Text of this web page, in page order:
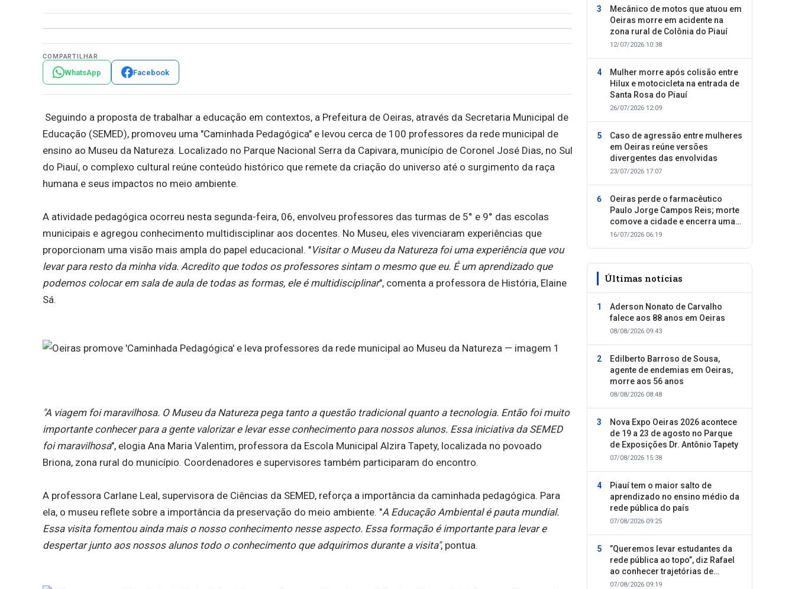
COMPARTILHAR
WhatsApp Facebook
Seguindo a proposta de trabalhar a educação em contextos, a Prefeitura de Oeiras, através da Secretaria Municipal de
Educação (SEMED), promoveu uma "Caminhada Pedagógica" e levou cerca de 100 professores da rede municipal de
ensino ao Museu da Natureza. Localizado no Parque Nacional Serra da Capivara, município de Coronel José Dias, no Sul
do Piauí, o complexo cultural reúne conteúdo histórico que remete da criação do universo até o surgimento da raça
humana e seus impactos no meio ambiente.
A atividade pedagógica ocorreu nesta segunda-feira, 06, envolveu professores das turmas de 5° e 9° das escolas
municipais e agregou conhecimento multidisciplinar aos docentes. No Museu, eles vivenciaram experiências que
proporcionam uma visão mais ampla do papel educacional. "Visitar o Museu da Natureza foi uma experiência que vou
levar para resto da minha vida. Acredito que todos os professores sintam o mesmo que eu. É um aprendizado que
podemos colocar em sala de aula de todas as formas, ele é multidisciplinar", comenta a professora de História, Elaine
Sá.
"A viagem foi maravilhosa. O Museu da Natureza pega tanto a questão tradicional quanto a tecnologia. Então foi muito
importante conhecer para a gente valorizar e levar esse conhecimento para nossos alunos. Essa iniciativa da SEMED
foi maravilhosa", elogia Ana Maria Valentim, professora da Escola Municipal Alzira Tapety, localizada no povoado
Briona, zona rural do município. Coordenadores e supervisores também participaram do encontro.
A professora Carlane Leal, supervisora de Ciências da SEMED, reforça a importância da caminhada pedagógica. Para
ela, o museu reflete sobre a importância da preservação do meio ambiente. "A Educação Ambiental é pauta mundial.
Essa visita fomentou ainda mais o nosso conhecimento nesse aspecto. Essa formação é importante para levar e
despertar junto aos nossos alunos todo o conhecimento que adquirimos durante a visita", pontua.
Mecânico de motos que atuou em
Oeiras morre em acidente na
zona rural de Colônia do Piauí
12/07/2026 10:38
Mulher morre após colisão entre
Hilux e motocicleta na entrada de
Santa Rosa do Piauí
26/07/2026 12:09
Caso de agressão entre mulheres
em Oeiras reúne versões
divergentes das envolvidas
23/07/2026 17:07
Oeiras perde o farmacêutico
Paulo Jorge Campos Reis; morte
comove a cidade e encerra uma
trajetória dedicada ao cuidado
16/07/2026 06:19
Últimas notícias
Aderson Nonato de Carvalho
falece aos 88 anos em Oeiras
08/08/2026 09:43
Edilberto Barroso de Sousa,
agente de endemias em Oeiras,
morre aos 56 anos
08/08/2026 08:48
Nova Expo Oeiras 2026 acontece
de 19 a 23 de agosto no Parque
de Exposições Dr. Antônio Tapety
07/08/2026 15:38
Piauí tem o maior salto de
aprendizado no ensino médio da
rede pública do país
07/08/2026 09:25
”Queremos levar estudantes da
rede pública ao topo”, diz Rafael
ao conhecer trajetórias de
sucesso
07/08/2026 09:19